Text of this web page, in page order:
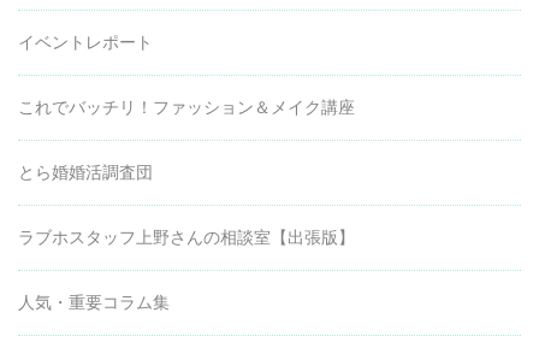
イベントレポート
これでバッチリ！ファッション＆メイク講座
とら婚婚活調査団
ラブホスタッフ上野さんの相談室【出張版】
人気・重要コラム集